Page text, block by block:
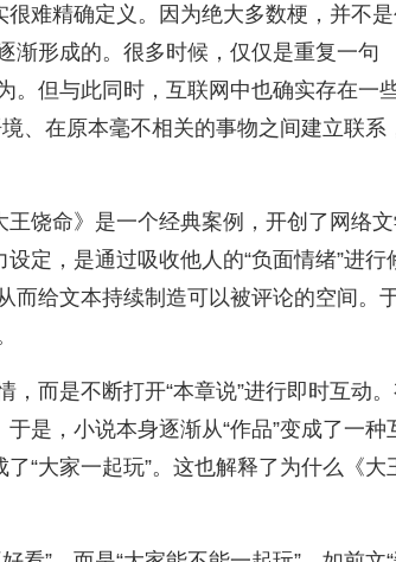
难精确定义。因为绝大多数梗，并不是
渐形成的。很多时候，仅仅是重复一句
。但与此同时，互联网中也确实存在一
、在原本毫不相关的事物之间建立联系
饶命》是一个经典案例，开创了网络
定，是通过吸收他人的“负面情绪”进行
而给文本持续制造可以被评论的空间。
而是不断打开“本章说”进行即时互动
是，小说本身逐渐从“作品”变成了一种
“大家一起玩”。这也解释了为什么《大